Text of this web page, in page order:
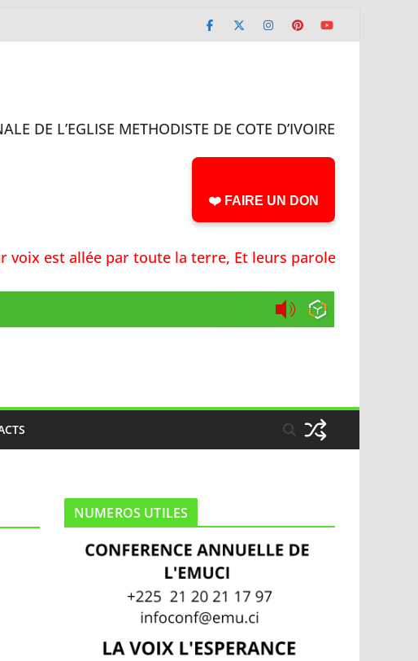
DE L’EGLISE METHODISTE DE COTE D’IVOIRE
❤️ FAIRE UN DON
allée par toute la terre, Et leurs paroles jusqu'aux
NUMEROS UTILES